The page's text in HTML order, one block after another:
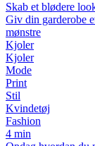
Skab et blødere
Giv din garderobe
mønstre
Kjoler
Kjoler
Mode
Print
Stil
Kvindetøj
Fashion
4 min